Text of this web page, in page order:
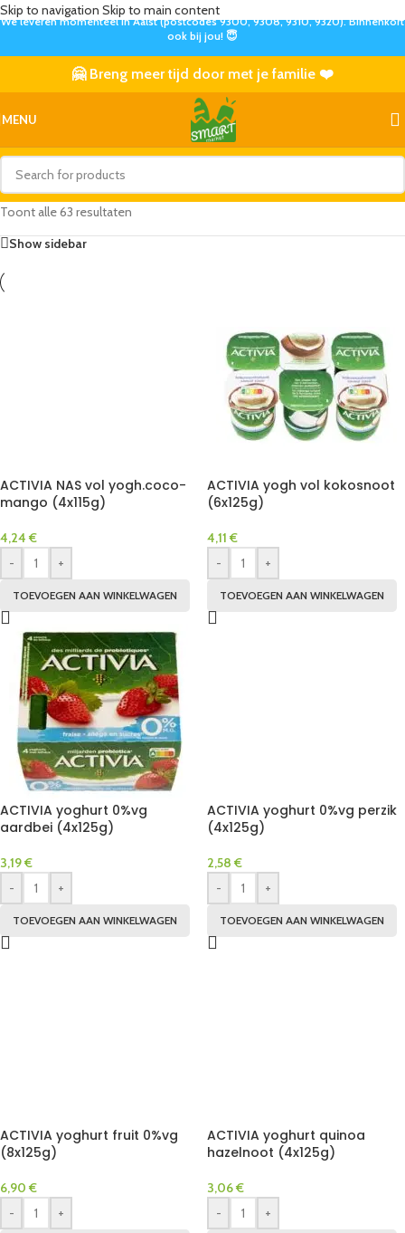
Skip to navigation Skip to main content
We leveren momenteel in Aalst (postcodes 9300, 9308, 9310, 9320). Binnenkort
ook bij jou! 😇
🤗 Breng meer tijd door met je familie ❤️
MENU
Toont alle 63 resultaten
Show sidebar
ACTIVIA NAS vol yogh.coco-
mango (4x115g)
4,24 €
-
+
TOEVOEGEN AAN WINKELWAGEN
ACTIVIA yogh vol kokosnoot
(6x125g)
4,11 €
-
+
TOEVOEGEN AAN WINKELWAGEN
ACTIVIA yoghurt 0%vg
aardbei (4x125g)
3,19€
-
+
TOEVOEGEN AAN WINKELWAGEN
ACTIVIA yoghurt 0%vg perzik
(4x125g)
2,58 €
-
+
TOEVOEGEN AAN WINKELWAGEN
ACTIVIA yoghurt fruit 0%vg
(8x125g)
6,90 €
-
+
ACTIVIA yoghurt quinoa
hazelnoot (4x125g)
3,06€
-
+